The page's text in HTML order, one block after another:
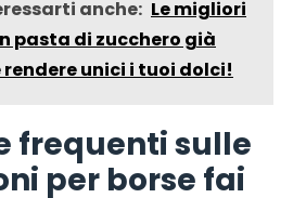
anche: Le migliori
pasta di zucchero già
unici i tuoi dolci!
frequenti sulle
per borse fai